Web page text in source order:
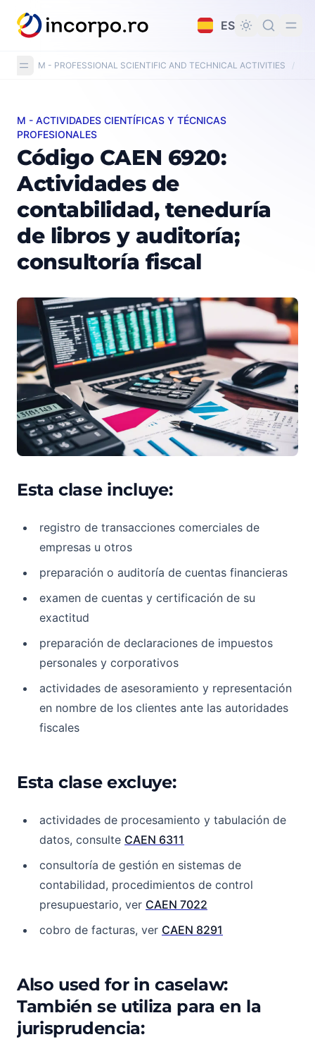
principal
ES
M - PROFESSIONAL SCIENTIFIC AND TECHNICAL ACTIVITIES /
Código CAEN 6920: Actividades de contabilidad,
M - ACTIVIDADES CIENTÍFICAS Y TÉCNICAS
PROFESIONALES
Código CAEN 6920:
Actividades de
contabilidad, teneduría
de libros y auditoría;
consultoría fiscal
Esta clase incluye:
registro de transacciones comerciales de
empresas u otros
preparación o auditoría de cuentas financieras
examen de cuentas y certificación de su
exactitud
preparación de declaraciones de impuestos
personales y corporativos
actividades de asesoramiento y representación
en nombre de los clientes ante las autoridades
fiscales
Esta clase excluye:
actividades de procesamiento y tabulación de
datos, consulte CAEN 6311
consultoría de gestión en sistemas de
contabilidad, procedimientos de control
presupuestario, ver CAEN 7022
cobro de facturas, ver CAEN 8291
Also used for in caselaw:
También se utiliza para en la
jurisprudencia: